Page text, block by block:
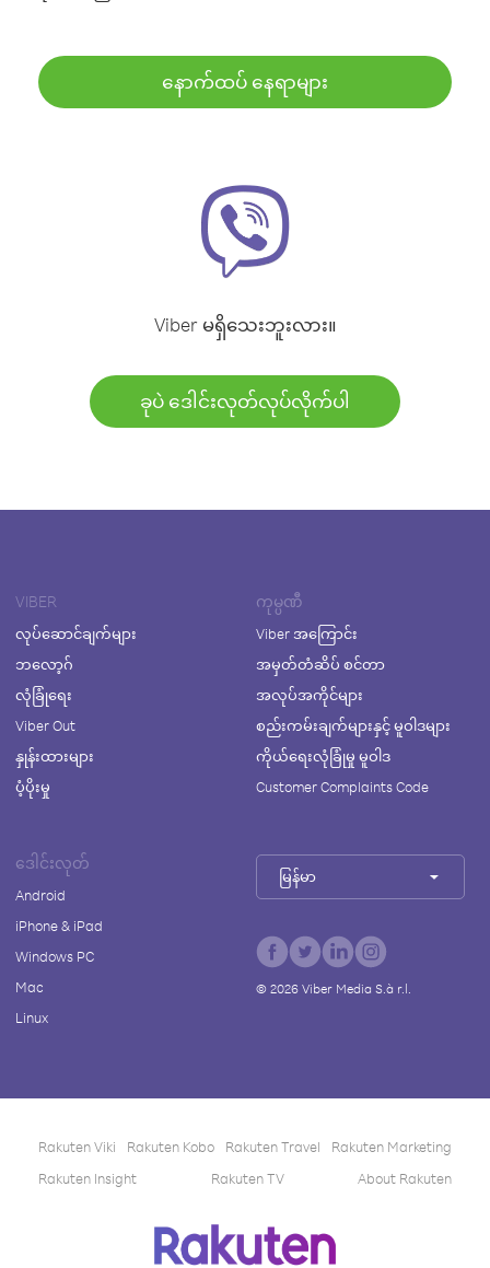
နောက်ထပ် နေရာများ
Viber မရှိသေးဘူးလား။
ခုပဲ ဒေါင်းလုတ်လုပ်လိုက်ပါ
VIBER
လုပ်ဆောင်ချက်များ
ဘလော့ဂ်
လုံခြုံရေး
Viber Out
နှုန်းထားများ
ပံ့ပိုးမှု
ကုမ္ပဏီ
Viber အကြောင်း
အမှတ်တံဆိပ် စင်တာ
အလုပ်အကိုင်များ
စည်းကမ်းချက်များနှင့် မူဝါဒများ
ကိုယ်ရေးလုံခြုံမှု မူဝါဒ
Customer Complaints Code
ဒေါင်းလုတ်
Android
iPhone & iPad
Windows PC
Mac
Linux
မြန်မာ
© 2026Viber Media S.à r.l.
Rakuten Viki Rakuten Kobo Rakuten Travel
Rakuten Marketing
Rakuten Insight
Rakuten TV About Rakuten